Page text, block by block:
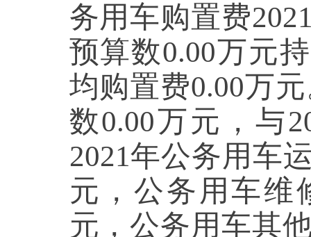
务用车购置费
预算数0.00万元
均购置费0.00万
数0.00万元，与
2021年公务用车
元，公务用车维
元，公务用车其